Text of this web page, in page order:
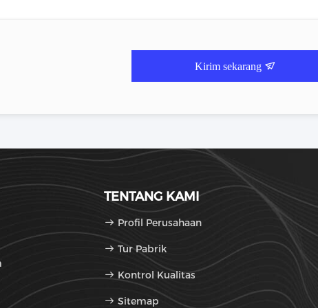
Kirim sekarang
TENTANG KAMI
Profil Perusahaan
Tur Pabrik
Kontrol Kualitas
Sitemap